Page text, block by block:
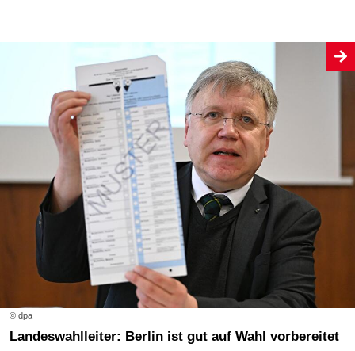
© dpa
Landeswahlleiter: Berlin ist gut auf Wahl vorbereitet